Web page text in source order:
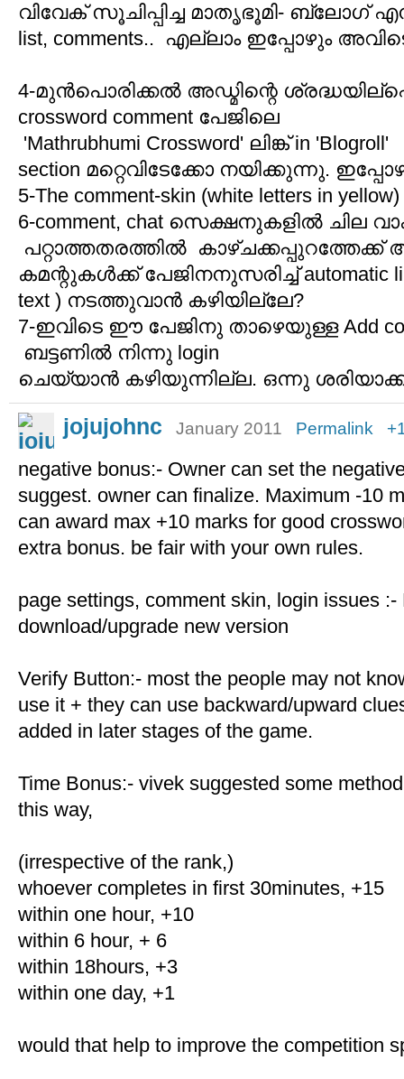
വിവേക് സൂചിപ്പിച്ച മാതൃഭൂമി- ബ്ലോഗ്
list, comments.. എല്ലാം ഇപ്പോഴും
4-മുൻപൊരിക്കൽ അഡ്മിന്റെ
crossword comment പേജിലെ
'Mathrubhumi Crossword' ലിങ്ക് in 'Blogroll'
section മറ്റെവിടേക്കോ നയിക്കുന്നു.
5-The comment-skin (white letters in
6-comment, chat സെക്ഷനുകളിൽ ചില
പറ്റാത്തതരത്തിൽ കാഴ്ചക്കപ്പുറത്തേക്ക്
കമന്റുകൾക്ക് പേജിനനുസരിച്ച് automatic
text ) നടത്തുവാൻ കഴിയില്ലേ?
7-ഇവിടെ ഈ പേജിനു താഴെയുള്ള Add
ബട്ടണിൽ നിന്നു login
ചെയ്യാൻ കഴിയുന്നില്ല. ഒന്നു
jojujohnc January 2011 Permalink
negative bonus:- Owner can set the
suggest. owner can finalize. Maximum -10
can award max +10 marks for good
extra bonus. be fair with your own rules.
page settings, comment skin, login issues :-
download/upgrade new version
Verify Button:- most the people may not
use it + they can use backward/upward
added in later stages of the game.
Time Bonus:- vivek suggested some
this way,
(irrespective of the rank,)
whoever completes in first 30minutes, +15
within one hour, +10
within 6 hour, + 6
within 18hours, +3
within one day, +1
would that help to improve the competition